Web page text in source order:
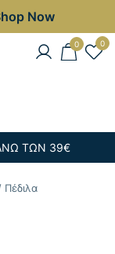
Now
Τσάντες στις
0 0
ΤΩΝ 39€
Πέδιλα